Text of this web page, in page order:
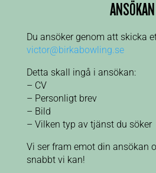
ANSÖKAN
Du ansöker genom att skicka
victor@birkabowling.se
Detta skall ingå i ansökan:
– CV
– Personligt brev
– Bild
– Vilken typ av tjänst du söker
Vi ser fram emot din ansökan
snabbt vi kan!